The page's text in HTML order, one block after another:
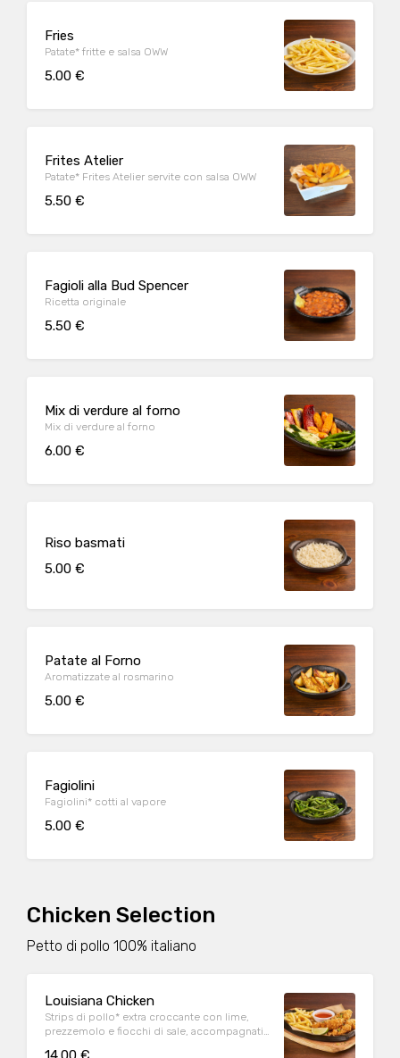
Fries
Patate* fritte e salsa OWW
5.00 €
Frites Atelier
Patate* Frites Atelier servite con salsa OWW
5.50 €
Fagioli alla Bud Spencer
Ricetta originale
5.50 €
Mix di verdure al forno
Mix di verdure al forno
6.00 €
Riso basmati
5.00 €
Patate al Forno
Aromatizzate al rosmarino
5.00 €
Fagiolini
Fagiolini* cotti al vapore
5.00 €
Chicken Selection
Petto di pollo 100% italiano
Louisiana Chicken
Strips di pollo* extra croccante con lime,
prezzemolo e fiocchi di sale, accompagnati